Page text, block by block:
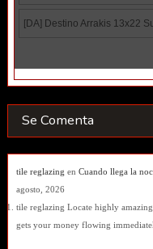
Se Comenta
tile reglazing en Cuando llega la
agosto, 2026
tile reglazing Locate highly
gets your money flowing